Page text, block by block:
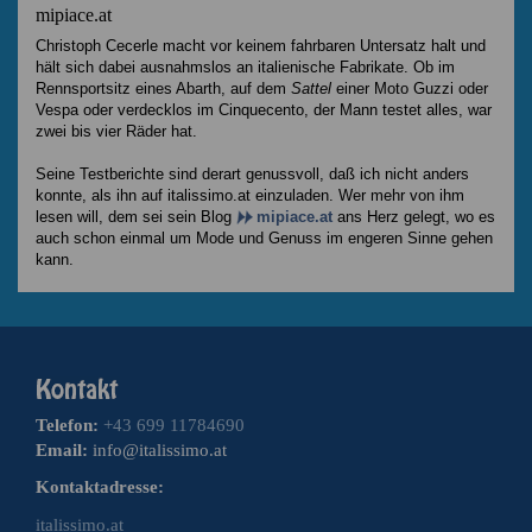
mipiace.at
Christoph Cecerle macht vor keinem fahrbaren Untersatz halt und
hält sich dabei ausnahmslos an italienische Fabrikate. Ob im
Rennsportsitz eines Abarth, auf dem Sattel einer Moto Guzzi oder
Vespa oder verdecklos im Cinquecento, der Mann testet alles, war
zwei bis vier Räder hat.
Seine Testberichte sind derart genussvoll, daß ich nicht anders
konnte, als ihn auf italissimo.at einzuladen. Wer mehr von ihm
lesen will, dem sei sein Blog
mipiace.at ans Herz gelegt, wo es
auch schon einmal um Mode und Genuss im engeren Sinne gehen
kann.
Telefon: +43 699 11784690
Email: info@italissimo.at
Kontaktadresse:
italissimo.at